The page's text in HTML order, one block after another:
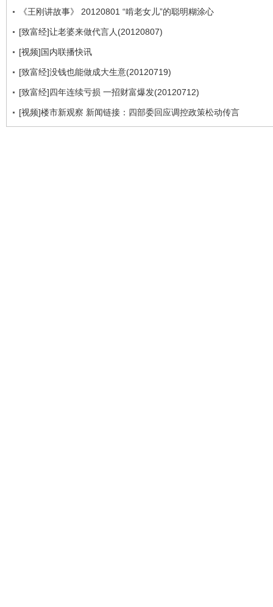
《王刚讲故事》 20120801 “啃老女儿”的聪明糊涂心
[致富经]让老婆来做代言人(20120807)
[视频]国内联播快讯
[致富经]没钱也能做成大生意(20120719)
[致富经]四年连续亏损 一招财富爆发(20120712)
[视频]楼市新观察 新闻链接：四部委回应调控政策松动传言